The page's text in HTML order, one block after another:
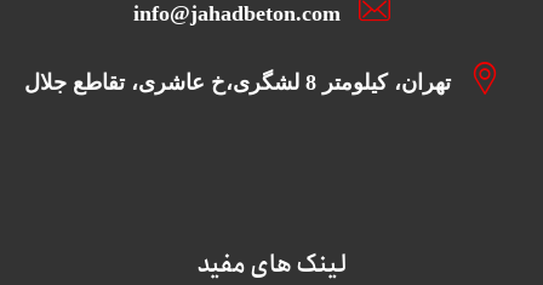
info@jahadbeton.com
تهران، کیلومتر 8 لشگری،خ عاشری، تقاطع جلال
لینک های مفید